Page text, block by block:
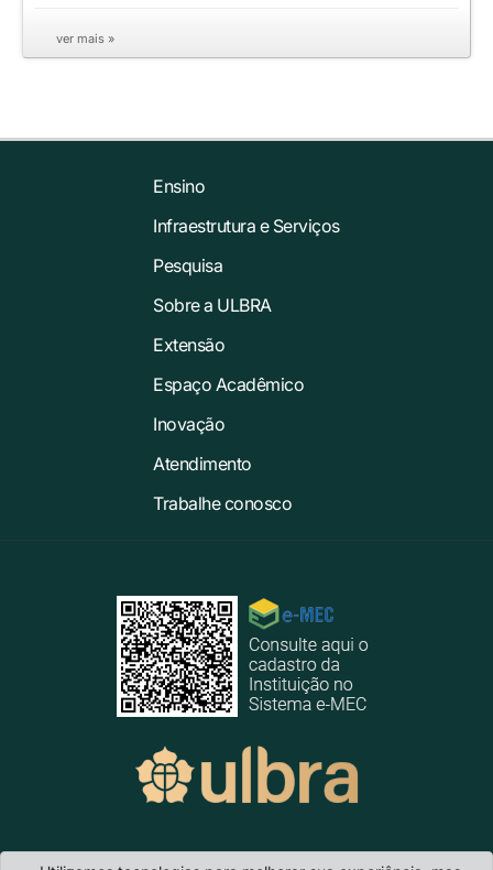
ver mais »
Ensino
Infraestrutura e Serviços
Pesquisa
Sobre a ULBRA
Extensão
Espaço Acadêmico
Inovação
Atendimento
Trabalhe conosco